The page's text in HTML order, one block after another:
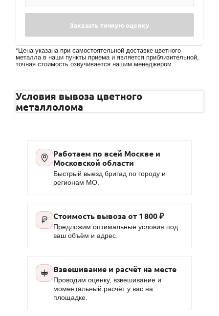
Заказать точную оценку
*Цена указана при самостоятельной доставке цветного
металла в наши пункты приема и является приблизительной,
точная стоимость озвучивается нашим менеджером.
Условия вывоза цветного
металлолома
Работаем по всей Москве и
Московской области
Быстрый выезд бригад по городу и
регионам МО.
Стоимость вывоза от 1 800 ₽
Предложим оптимальные условия под
ваш объём и адрес.
Взвешивание и расчёт на месте
Проводим оценку, взвешивание и
моментальный расчёт у вас на
площадке.